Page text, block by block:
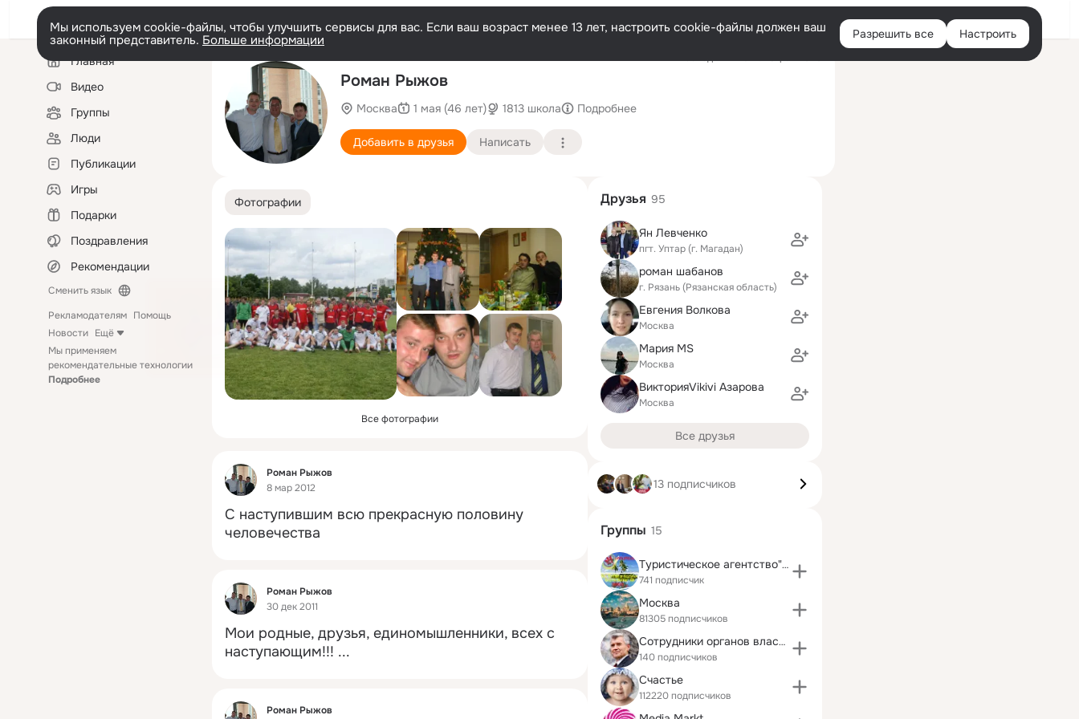
Войти
Мы используем cookie-файлы, чтобы улучшить сервисы для вас. Если ваш возраст менее 13 лет, настроить cookie-файлы должен ваш
законный представитель. Больше информации Разрешить все Настроить
Левая
колонкаГлавная
Видео
Группы
Люди
Публикации
Игры
Подарки
Поздравления
Рекомендации
Сменить язык
Рекламодателям Помощь
Новости Ещё
Мы применяем
рекомендательные технологии
Подробнее
Роман Рыжов
Москва 1 мая (46 лет) 1813 школа Подробнее
Добавить в друзья Написать
Фотографии
Все фотографии
Фид
Роман Рыжов
8 мар 2012
C наступившим всю прекрасную половину
человечества
Фид
Роман Рыжов
30 дек 2011
Мои родные, друзья, единомышленники, всех с
наступающим!!! ...
Фид
Роман Рыжов
Друзья 95
Ян Левченко
пгт. Уптар (г. Магадан)
роман шабанов
г. Рязань (Рязанская область)
Евгения Волкова
Москва
Мария MS
Москва
ВикторияVikivi Азарова
Москва
Все друзья
13 подписчиков
Группы 15
Туристическое агентство"НИМФЕЯ-ТУР"
741 подписчик
Москва
81305 подписчиков
Сотрудники органов власти ЮВАО
140 подписчиков
Счастье
112220 подписчиков